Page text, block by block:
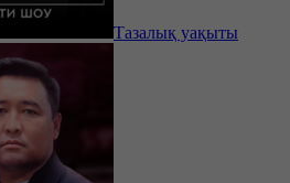
Тазалық уақыты